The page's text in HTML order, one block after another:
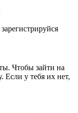
Чтобы зайти на
Если у тебя их нет,